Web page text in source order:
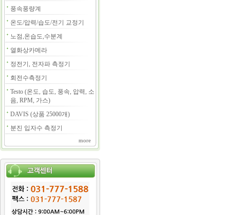
풍속풍량계
온도/압력/습도/전기 교정기
노점,온습도,수분계
열화상카메라
정전기, 전자파 측정기
회전수측정기
Testo (온도, 습도, 풍속, 압력, 소
음, RPM, 가스)
DAVIS (상품 25000개)
분진 입자수 측정기
more